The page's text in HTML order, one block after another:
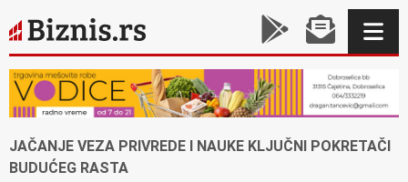
JAČANJE VEZA PRIVREDE I NAUKE KLJUČNI POKRETAČI
BUDUĆEG RASTA